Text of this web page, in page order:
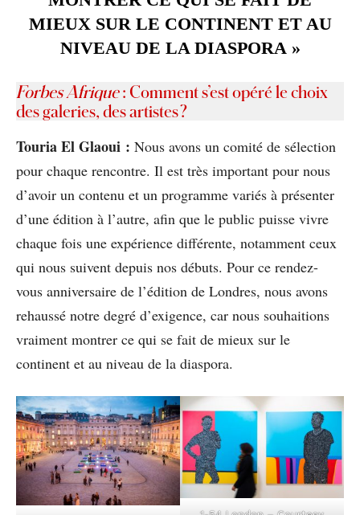
MIEUX SUR LE CONTINENT ET AU
NIVEAU DE LA DIASPORA »
Forbes Afrique: Comment s’est opéré le choix
des galeries, des artistes ?
Touria El Glaoui : Nous avons un comité de sélection
pour chaque rencontre. Il est très important pour nous
d’avoir un contenu et un programme variés à présenter
d’une édition à l’autre, afin que le public puisse vivre
chaque fois une expérience différente, notamment ceux
qui nous suivent depuis nos débuts. Pour ce rendez-
vous anniversaire de l’édition de Londres, nous avons
rehaussé notre degré d’exigence, car nous souhaitions
vraiment montrer ce qui se fait de mieux sur le
continent et au niveau de la diaspora.